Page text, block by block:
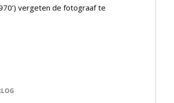
vergeten de fotograaf te